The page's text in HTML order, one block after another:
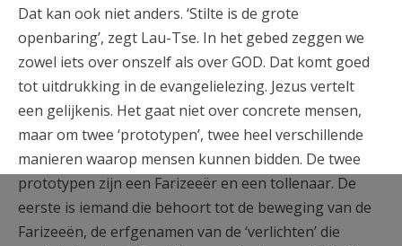
Dat kan ook niet anders. ‘Stilte is de grote
openbaring’, zegt Lau-Tse. In het gebed zeggen we
zowel iets over onszelf als over GOD. Dat komt goed
tot uitdrukking in de evangelielezing. Jezus vertelt
een gelijkenis. Het gaat niet over concrete mensen,
maar om twee ‘prototypen’, twee heel verschillende
manieren waarop mensen kunnen bidden. De twee
prototypen zijn een Farizeeër en een tollenaar. De
eerste is iemand die behoort tot de beweging van de
Farizeeën, de erfgenamen van de ‘verlichten’ die